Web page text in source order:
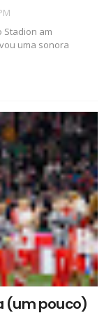
Stadion am
uma sonora
(um pouco)